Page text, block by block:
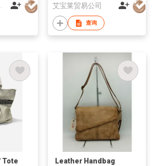
艾宝莱贸易公司
查询
Tote
Leather Handbag